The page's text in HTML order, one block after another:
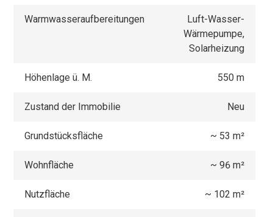
Warmwasseraufbereitungen
Luft-Wasser-
Wärmepumpe,
Solarheizung
Höhenlage ü. M. 550 m
Zustand der Immobilie Neu
Grundstücksfläche ~ 53 m²
Wohnfläche ~ 96 m²
Nutzfläche ~ 102 m²